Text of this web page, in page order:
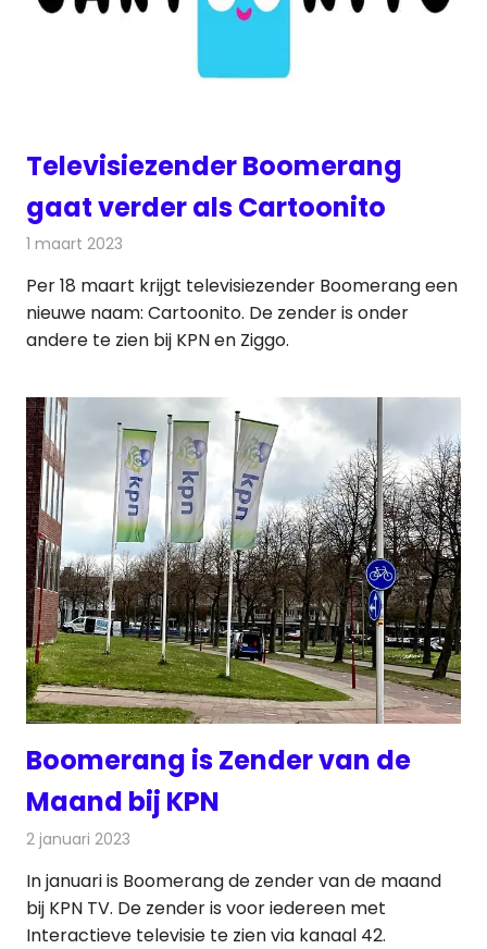
Televisiezender Boomerang
gaat verder als Cartoonito
1 maart 2023
Per 18 maart krijgt televisiezender Boomerang een
nieuwe naam: Cartoonito. De zender is onder
andere te zien bij KPN en Ziggo.
Boomerang is Zender van de
Maand bij KPN
2 januari 2023
In januari is Boomerang de zender van de maand
bij KPN TV. De zender is voor iedereen met
Interactieve televisie te zien via kanaal 42.